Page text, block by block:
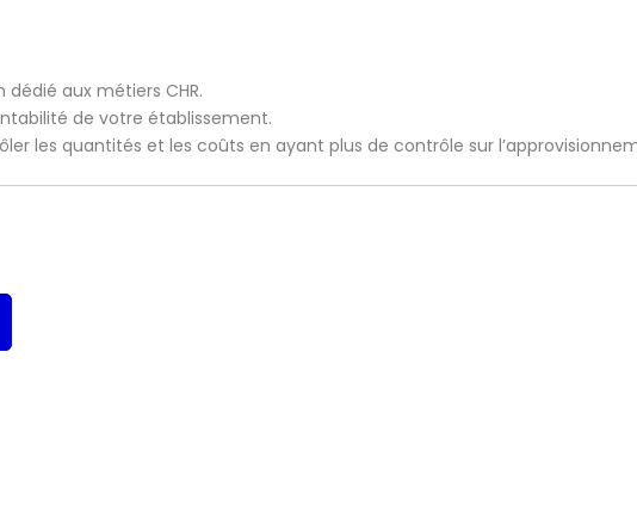
aux métiers CHR.
de votre établissement.
les quantités et les coûts en ayant plus de contrôle sur